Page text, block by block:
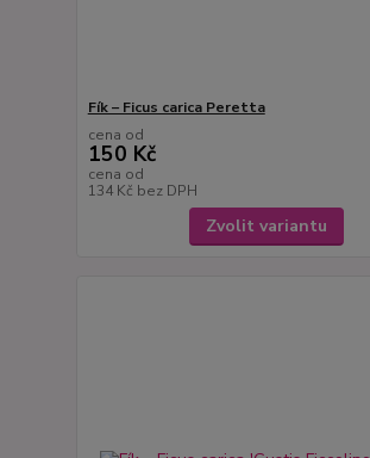
Fík – Ficus carica Peretta
cena od
150 Kč
cena od
134 Kč bez DPH
Zvolit variantu